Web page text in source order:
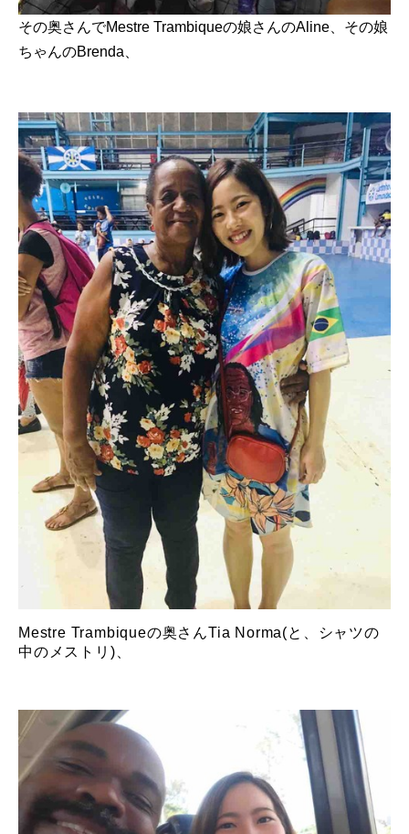
その奥さんでMestre Trambiqueの娘さんのAline、その娘
ちゃんのBrenda、
Mestre Trambiqueの奥さんTia Norma(と、シャツの
中のメストリ)、